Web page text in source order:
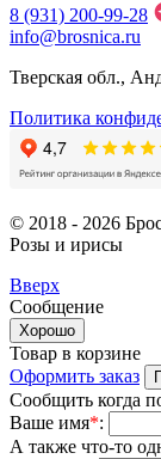
8 (931) 200-99-28
info@brosnica.ru
Тверская обл.,
Политика
© 2018 - 2026
Розы и ирисы
Вверх
Сообщение
Хорошо
Товар в корзине
Оформить заказ
Сообщить когда
Ваше имя*:
А также что-то